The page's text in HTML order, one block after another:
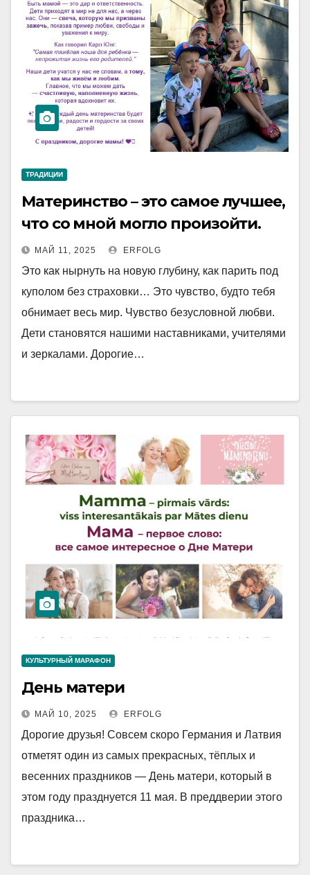
ТРАДИЦИИ
Материнство – это самое лучшее,
что со мной могло произойти.
МАЙ 11, 2025 ERFOLG
Это как нырнуть на новую глубину, как парить под
куполом без страховки… Это чувство, будто тебя
обнимает весь мир. Чувство безусловной любви.
Дети становятся нашими наставниками, учителями
и зеркалами. Дорогие…
КУЛЬТУРНЫЙ МАРАФОН
День матери
МАЙ 10, 2025 ERFOLG
Дорогие друзья! Совсем скоро Германия и Латвия
отметят один из самых прекрасных, тёплых и
весенних праздников — День матери, который в
этом году празднуется 11 мая. В преддверии этого
праздника…